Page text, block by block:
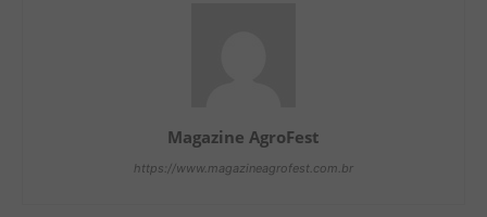
Magazine AgroFest
https://www.magazineagrofest.com.br